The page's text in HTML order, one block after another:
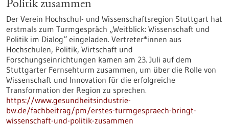
Politik zusammen
Der Verein Hochschul- und Wissenschaftsregion Stuttgart hat
erstmals zum Turmgespräch „Weitblick: Wissenschaft und
Politik im Dialog“ eingeladen. Vertreter*innen aus
Hochschulen, Politik, Wirtschaft und
Forschungseinrichtungen kamen am 23. Juli auf dem
Stuttgarter Fernsehturm zusammen, um über die Rolle von
Wissenschaft und Innovation für die erfolgreiche
Transformation der Region zu sprechen.
https://www.gesundheitsindustrie-
bw.de/fachbeitrag/pm/erstes-turmgespraech-bringt-
wissenschaft-und-politik-zusammen